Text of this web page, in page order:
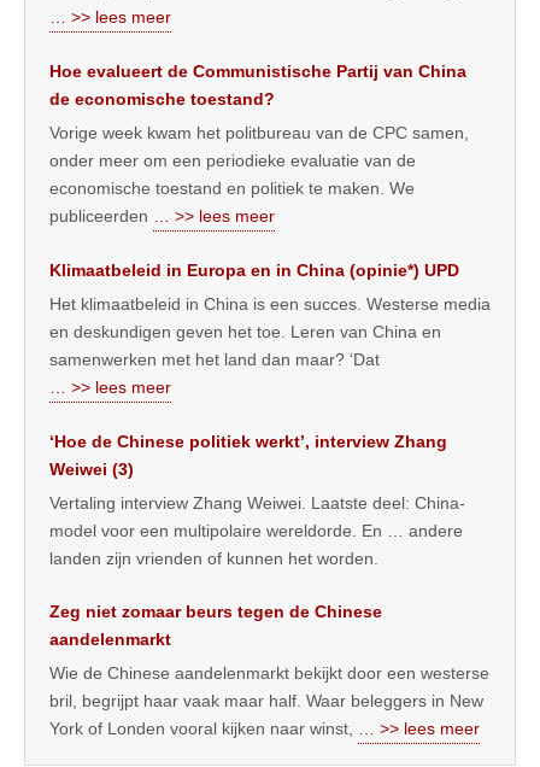
… >> lees meer
Hoe evalueert de Communistische Partij van China
de economische toestand?
Vorige week kwam het politbureau van de CPC samen,
onder meer om een periodieke evaluatie van de
economische toestand en politiek te maken. We
publiceerden
… >> lees meer
Klimaatbeleid in Europa en in China (opinie*) UPD
Het klimaatbeleid in China is een succes. Westerse media
en deskundigen geven het toe. Leren van China en
samenwerken met het land dan maar? ‘Dat
… >> lees meer
‘Hoe de Chinese politiek werkt’, interview Zhang
Weiwei (3)
Vertaling interview Zhang Weiwei. Laatste deel: China-
model voor een multipolaire wereldorde. En … andere
landen zijn vrienden of kunnen het worden.
Zeg niet zomaar beurs tegen de Chinese
aandelenmarkt
Wie de Chinese aandelenmarkt bekijkt door een westerse
bril, begrijpt haar vaak maar half. Waar beleggers in New
York of Londen vooral kijken naar winst,
… >> lees meer